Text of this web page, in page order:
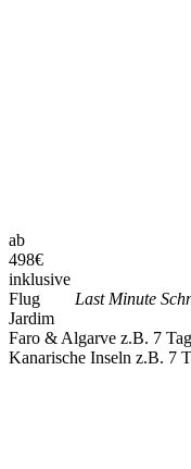
ab
498€
inklusive
Flug
Last Minute
Jardim
Faro & Algarve z.B. 7
Kanarische Inseln z.B. 7